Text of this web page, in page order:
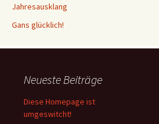
Jahresausklang
Gans glücklich!
Neueste Beiträge
Diese Homepage ist
umgeswitcht!